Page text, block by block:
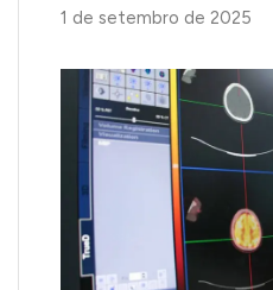
1 de setembro de 2025